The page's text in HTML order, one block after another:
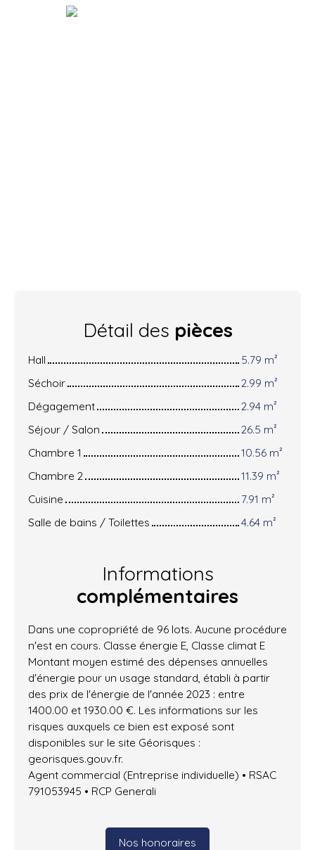
Détail des pièces
Hall
5.79 m²
Séchoir
2.99 m²
Dégagement
2.94 m²
Séjour / Salon
26.5 m²
Chambre 1
10.56 m²
Chambre 2
11.39 m²
Cuisine
7.91 m²
Salle de bains / Toilettes
4.64 m²
Informations
complémentaires
Dans une copropriété de 96 lots. Aucune procédure
n'est en cours. Classe énergie E, Classe climat E
Montant moyen estimé des dépenses annuelles
d'énergie pour un usage standard, établi à partir
des prix de l'énergie de l'année 2023 : entre
1400.00 et 1930.00 €. Les informations sur les
risques auxquels ce bien est exposé sont
disponibles sur le site Géorisques :
georisques.gouv.fr.
Agent commercial (Entreprise individuelle) • RSAC
791053945 • RCP Generali
Nos honoraires